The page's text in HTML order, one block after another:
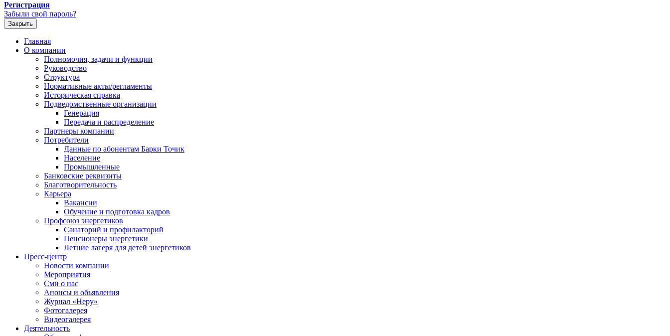
Регистрация
Забыли свой пароль?
Закрыть
Главная
О компании
Полномочия, задачи и функции
Руководство
Структура
Нормативные акты/регламенты
Историческая справка
Подведомственные организации
Генерация
Передача и распределение
Партнеры компании
Потребители
Данные по абонентам Барки Точик
Население
Промышленные
Банковские реквизиты
Благотворительность
Карьера
Вакансии
Обучение и подготовка кадров
Профсоюз энергетиков
Санаторий и профилакторий
Пенсионеры энергетики
Летние лагеря для детей энергетиков
Пресс-центр
Новости компании
Мероприятия
Сми о нас
Анонсы и обьявления
Журнал «Неру»
Фотогалерея
Видеогалерея
Деятельность